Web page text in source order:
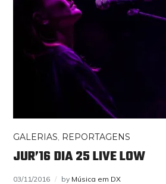
GALERIAS REPORTAGENS
JUR’16 DIA 25 LIVE LOW
03/11/2016 by Música em DX